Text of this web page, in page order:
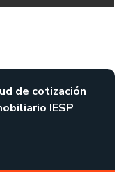
de cotización
IESP